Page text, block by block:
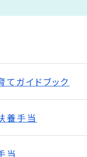
ガイドブック
養手当
当